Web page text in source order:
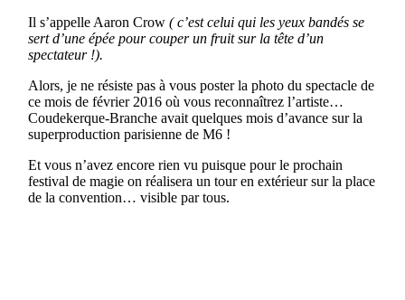
Il s’appelle Aaron Crow ( c’est celui qui les yeux bandés se
sert d’une épée pour couper un fruit sur la tête d’un
spectateur !).
Alors, je ne résiste pas à vous poster la photo du spectacle de
ce mois de février 2016 où vous reconnaîtrez l’artiste…
Coudekerque-Branche avait quelques mois d’avance sur la
superproduction parisienne de M6 !
Et vous n’avez encore rien vu puisque pour le prochain
festival de magie on réalisera un tour en extérieur sur la place
de la convention… visible par tous.